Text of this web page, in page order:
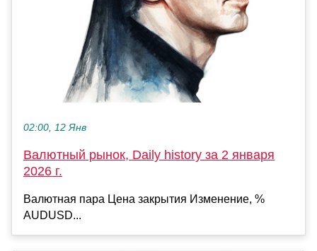
02:00, 12 Янв
Валютный рынок, Daily history за 2 января
2026 г.
Валютная пара Цена закрытия Изменение, %
AUDUSD...